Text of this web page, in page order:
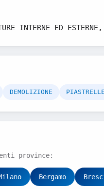
INTERNE ED
DEMOLIZIONE PIASTRELLE
province:
Bergamo